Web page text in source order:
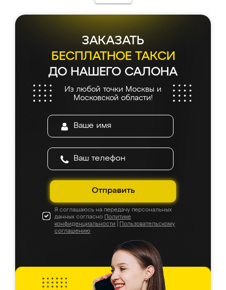
ЗАКАЗАТЬ
БЕСПЛАТНОЕ ТАКСИ
ДО НАШЕГО САЛОНА
Из любой точки Москвы и
Московской области!
Отправить
Я соглашаюсь на передачу персональных
данных согласно Политике
конфиденциальности
Пользовательскому
соглашению